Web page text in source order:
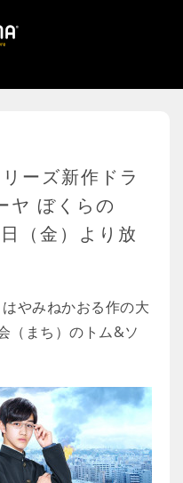
ーズ新作ドラ
ヤ ぼくらの
（金）より放
やみねかおる作の大
（まち）のトム&ソ